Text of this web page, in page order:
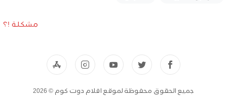
مشكلة !؟
جميع الحقوق محفوظة لموقع افلام دوت كوم © 2026